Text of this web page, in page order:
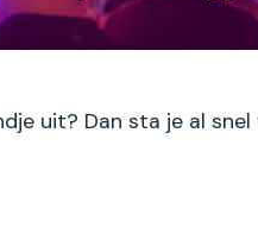
uit? Dan sta je al snel